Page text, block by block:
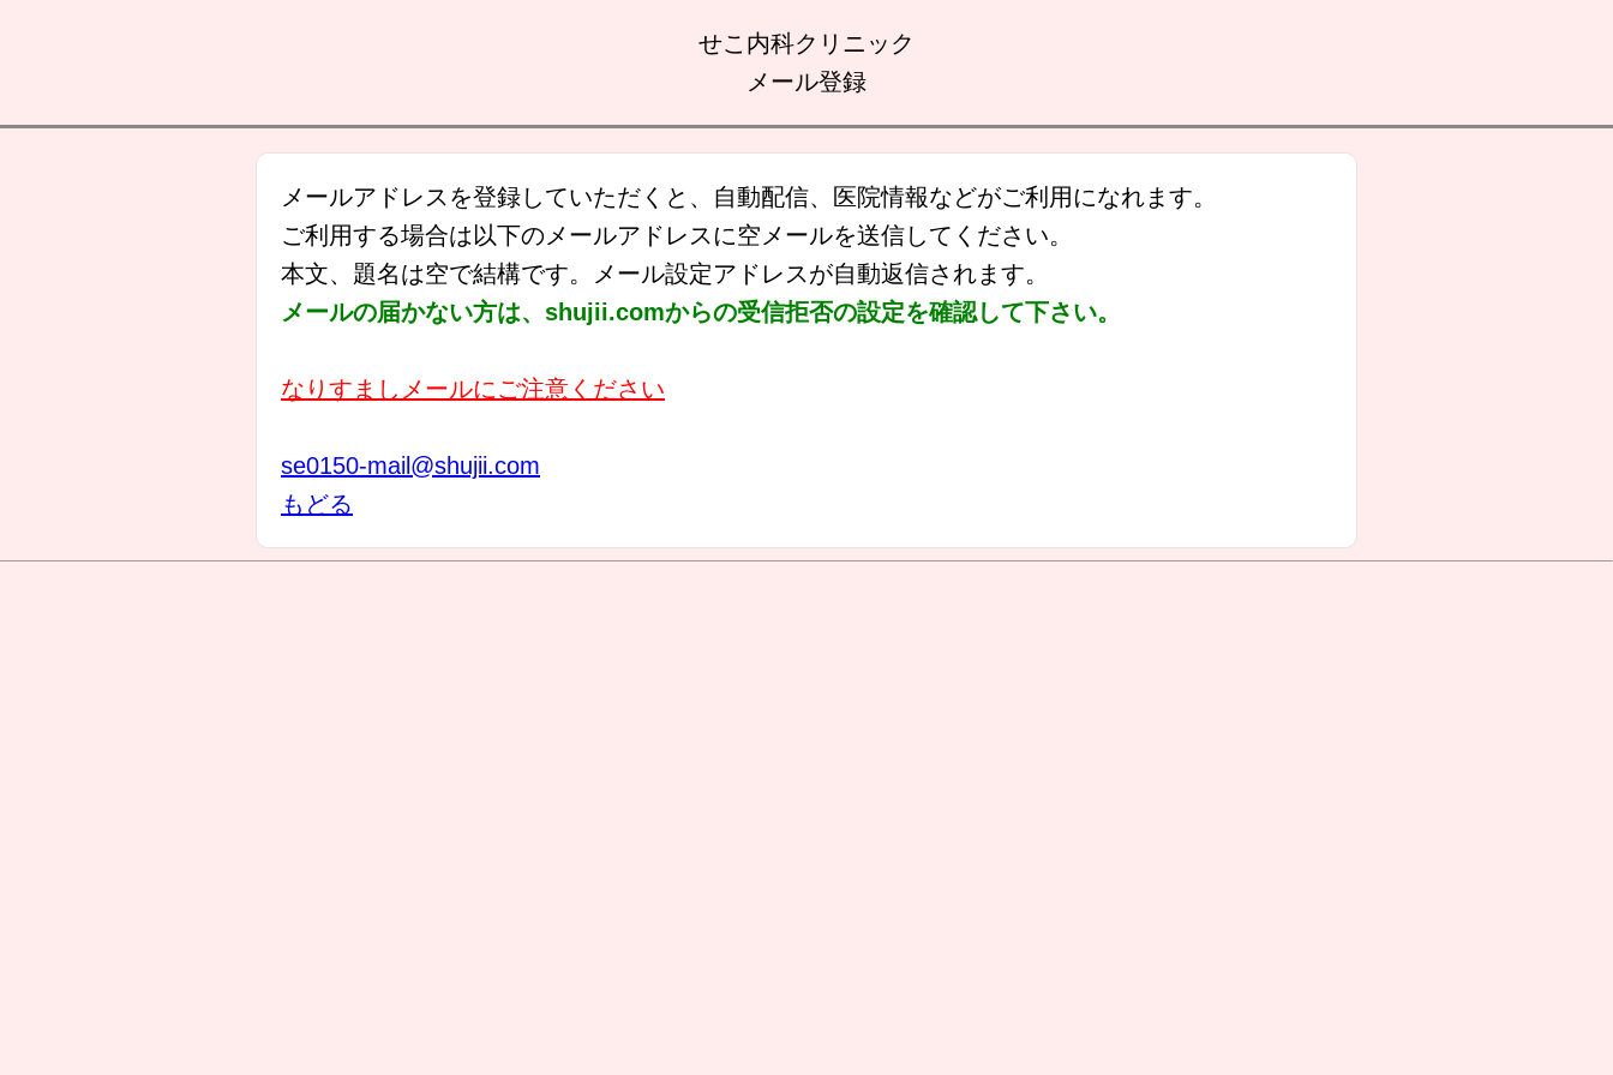
せこ内科クリニック
メール登録
メールアドレスを登録していただくと、自動配信、医院情報などがご利用になれます。
ご利用する場合は以下のメールアドレスに空メールを送信してください。
本文、題名は空で結構です。メール設定アドレスが自動返信されます。
メールの届かない方は、shujii.comからの受信拒否の設定を確認して下さい。
なりすましメールにご注意ください
se0150-mail@shujii.com
もどる